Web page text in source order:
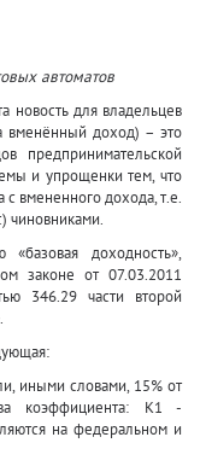
автоматов
новость для владельцев
вменённый доход) – это
предпринимательской
и упрощенки тем, что
с вмененного дохода, т.е.
чиновниками.
доходность»,
законе от 07.03.2011
346.29 части второй
иными словами, 15% от
коэффициента: К1 -
на федеральном и